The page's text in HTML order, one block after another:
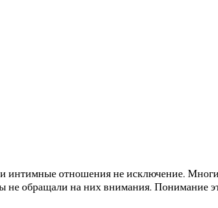
отношения не исключение.
не обращали на них внимания. Понимание